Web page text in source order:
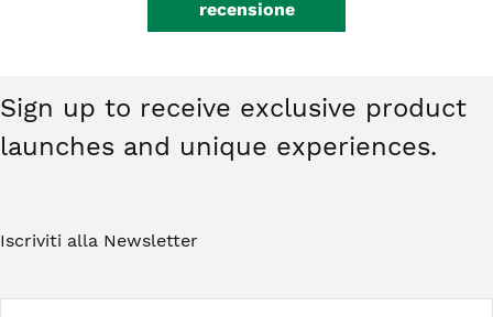
recensione
Sign up to receive exclusive product
launches and unique experiences.
Iscriviti alla Newsletter
EMAIL